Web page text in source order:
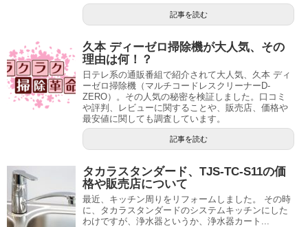
記事を読む
久本 ディーゼロ掃除機が大人気、その
理由は何！？
日テレ系の通販番組で紹介されて大人気、久本 ディ
ーゼロ掃除機（マルチコードレスクリーナーD-
ZERO）。その人気の秘密を検証しました。口コミ
や評判、レビューに関することや、販売店、価格や
最安値に関しても調査しています。
記事を読む
タカラスタンダード、TJS-TC-S11の価
格や販売店について
最近、キッチン周りをリフォームしました。 その時
に、タカラスタンダードのシステムキッチンにした
わけですが、浄水器というか、浄水器カート...